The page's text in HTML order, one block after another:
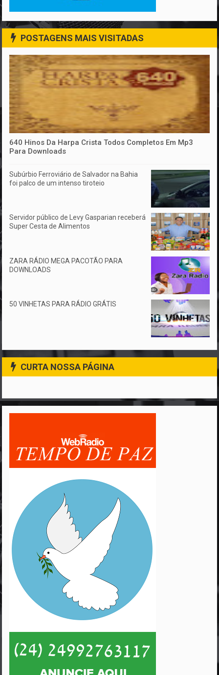
POSTAGENS MAIS VISITADAS
640 Hinos Da Harpa Crista Todos Completos Em Mp3
Para Downloads
Subúrbio Ferroviário de Salvador na Bahia
foi palco de um intenso tiroteio
Servidor público de Levy Gasparian receberá
Super Cesta de Alimentos
ZARA RÁDIO MEGA PACOTÃO PARA
DOWNLOADS
50 VINHETAS PARA RÁDIO GRÁTIS
CURTA NOSSA PÁGINA